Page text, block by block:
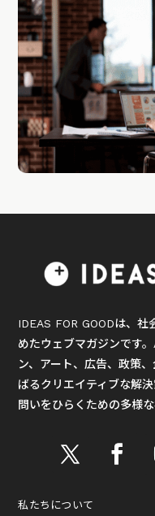
IDEAS FOR GOODは、社
めたウェブマガジンです
ン、アート、広告、政策
ばるクリエイティブな解
問いをひらくための多様
私たちについて